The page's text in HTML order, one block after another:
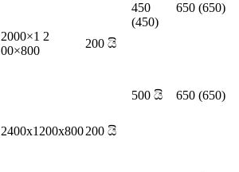
2000×1 2
00×800
200 යි
450
(450)
650 (650)
2400x1200x800200 යි
500 යි 650 (650)